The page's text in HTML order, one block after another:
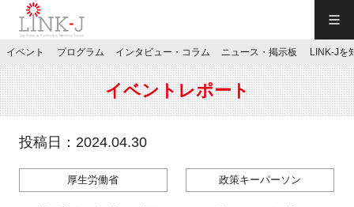
JP／EN
特別会員専用メニュー
イベント プログラム インタビュー・コラム ニュース・掲示板 LINK-Jを
イベントレポート
投稿日：2024.04.30
厚生労働省 政策キーパーソン